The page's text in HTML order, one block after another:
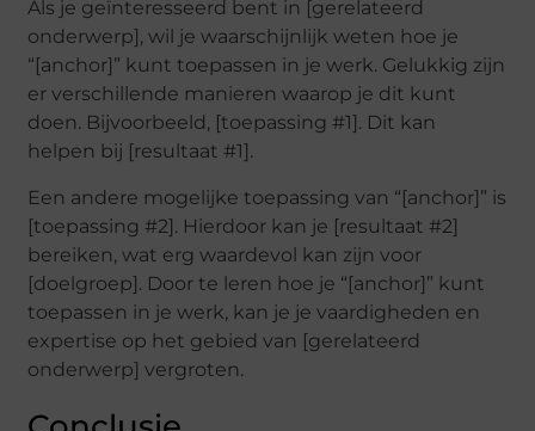
Als je geïnteresseerd bent in [gerelateerd
onderwerp], wil je waarschijnlijk weten hoe je
“[anchor]” kunt toepassen in je werk. Gelukkig zijn
er verschillende manieren waarop je dit kunt
doen. Bijvoorbeeld, [toepassing #1]. Dit kan
helpen bij [resultaat #1].
Een andere mogelijke toepassing van “[anchor]” is
[toepassing #2]. Hierdoor kan je [resultaat #2]
bereiken, wat erg waardevol kan zijn voor
[doelgroep]. Door te leren hoe je “[anchor]” kunt
toepassen in je werk, kan je je vaardigheden en
expertise op het gebied van [gerelateerd
onderwerp] vergroten.